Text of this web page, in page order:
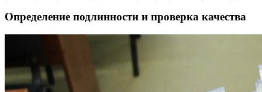
Определение подлинности и проверка качества